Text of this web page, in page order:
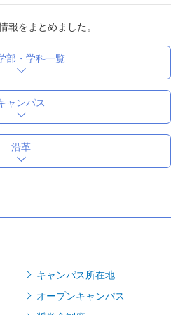
報をまとめました。
部・学科一覧
ャンパス
沿革
キャンパス所在地
オープンキャンパス